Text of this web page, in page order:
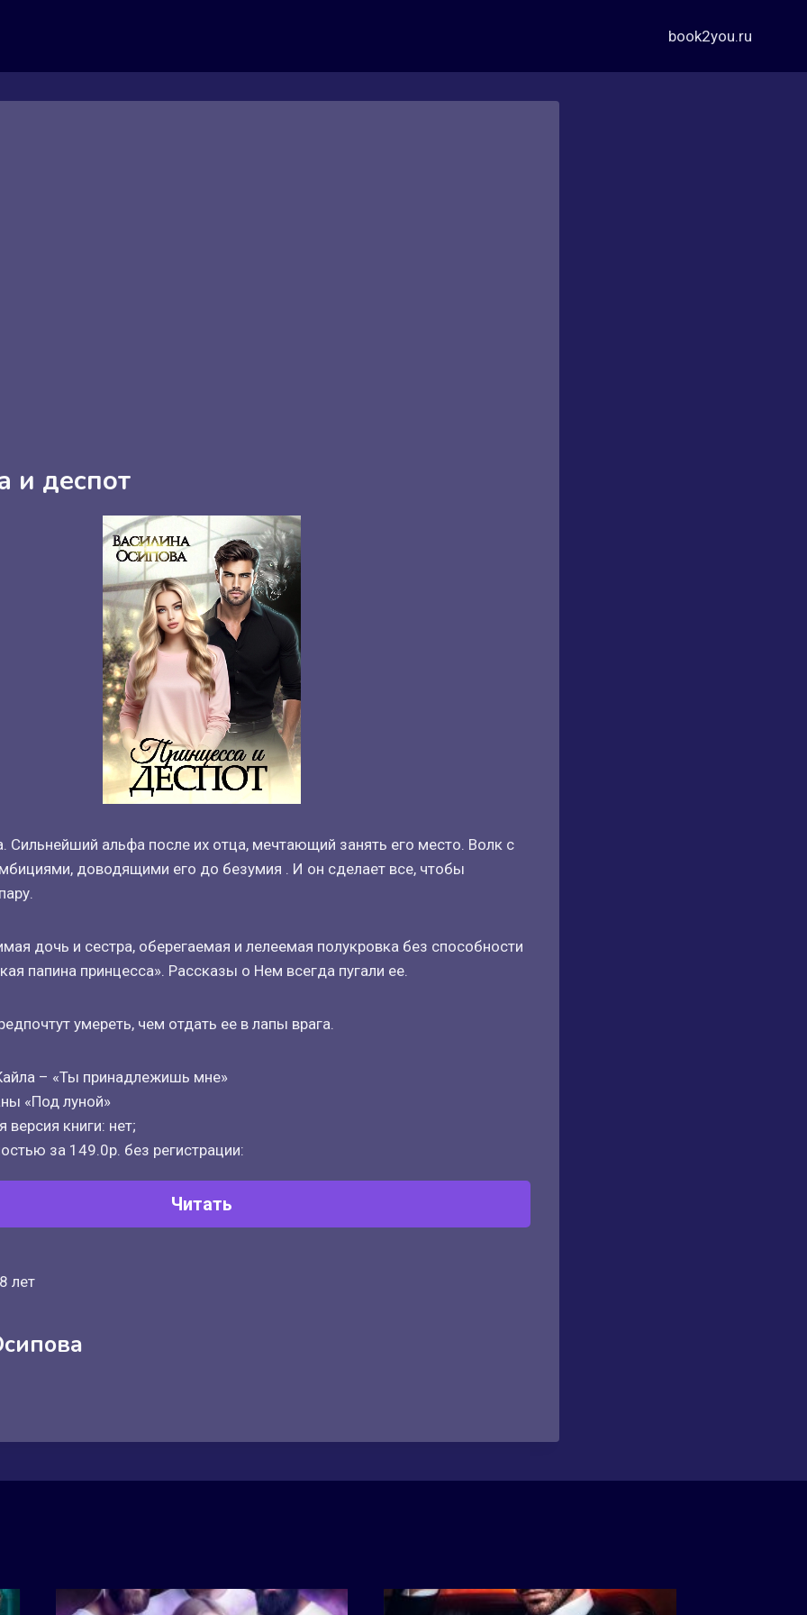
book2you.ru
и деспот
Сильнейший альфа после их отца, мечтающий занять его место. Волк с
доводящими его до безумия . И он сделает все, чтобы
дочь и сестра, оберегаемая и лелеемая полукровка без способности
папина принцесса». Рассказы о Нем всегда пугали ее.
умереть, чем отдать ее в лапы врага.
– «Ты принадлежишь мне»
«Под луной»
версия книги: нет;
за 149.0р. без регистрации:
Читать
лет